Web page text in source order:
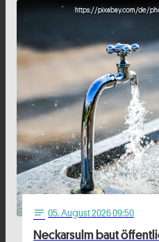
https://pixabay.com/de/
notes 05. August 2026 09:50
Neckarsulm baut